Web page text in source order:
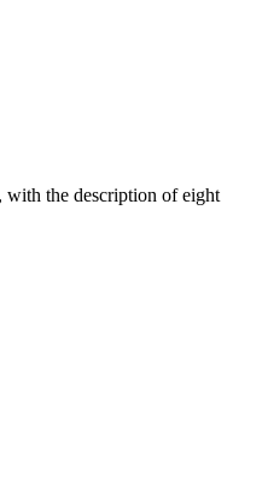
the description of eight